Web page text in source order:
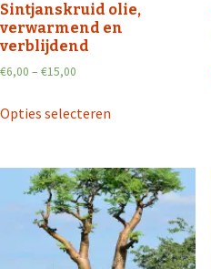
Sintjanskruid olie,
verwarmend en
verblijdend
€6,00 – €15,00
Opties selecteren